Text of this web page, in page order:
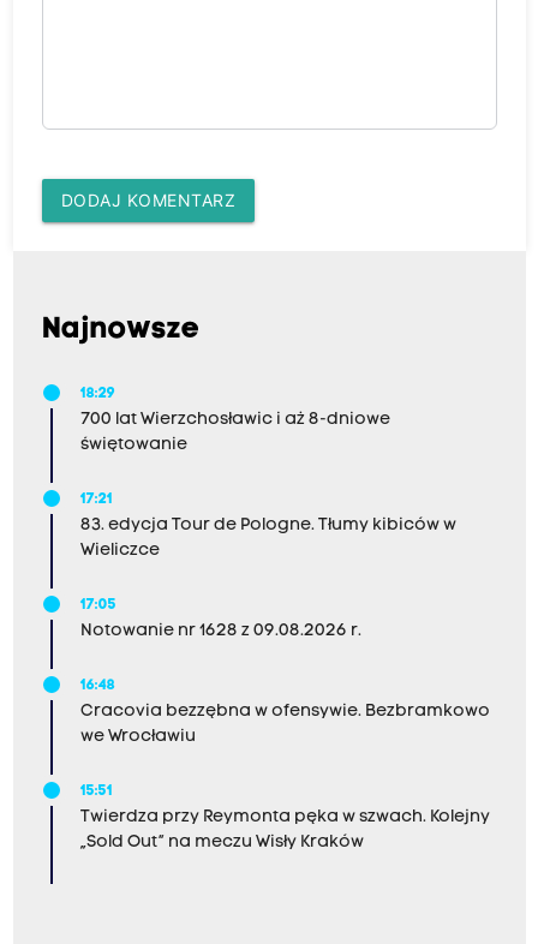
DODAJ KOMENTARZ
Najnowsze
18:29
700 lat Wierzchosławic i aż 8-dniowe
świętowanie
17:21
83. edycja Tour de Pologne. Tłumy kibiców w
Wieliczce
17:05
Notowanie nr 1628 z 09.08.2026 r.
16:48
Cracovia bezzębna w ofensywie. Bezbramkowo
we Wrocławiu
15:51
Twierdza przy Reymonta pęka w szwach. Kolejny
„Sold Out” na meczu Wisły Kraków